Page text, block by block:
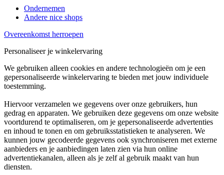
Ondernemen
Andere nice shops
Overeenkomst herroepen
Personaliseer je winkelervaring
We gebruiken alleen cookies en andere technologieën om je een
gepersonaliseerde winkelervaring te bieden met jouw individuele
toestemming.
Hiervoor verzamelen we gegevens over onze gebruikers, hun
gedrag en apparaten. We gebruiken deze gegevens om onze website
voortdurend te optimaliseren, om je gepersonaliseerde advertenties
en inhoud te tonen en om gebruiksstatistieken te analyseren. We
kunnen jouw gecodeerde gegevens ook synchroniseren met externe
aanbieders en je aanbiedingen laten zien via hun online
advertentiekanalen, alleen als je zelf al gebruik maakt van hun
diensten.